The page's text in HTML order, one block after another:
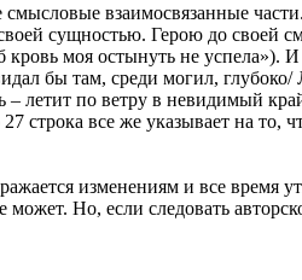
взаимосвязанные
сущностью. Герою до своей
кровь моя остынуть не
бы там, среди могил,
– летит по ветру в невидимый
строка все же указывает на то,
изменениям и все
Но, если следовать